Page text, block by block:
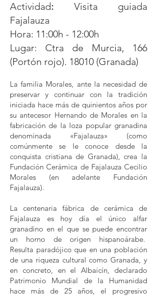
Actividad: Visita guiada
Fajalauza
Hora: 11:00h - 12:00h
Lugar: Ctra de Murcia, 166
(Portón rojo). 18010 (Granada)
La familia Morales, ante la necesidad de
preservar y continuar con la tradición
iniciada hace más de quinientos años por
su antecesor Hernando de Morales en la
fabricación de la loza popular granadina
denominada «Fajalauza» (como
comúnmente se le conoce desde la
conquista cristiana de Granada), crea la
Fundación Cerámica de Fajalauza Cecilio
Morales (en adelante Fundación
Fajalauza).
La centenaria fábrica de cerámica de
Fajalauza es hoy día el único alfar
granadino en el que se puede encontrar
un horno de origen hispanoárabe.
Resulta paradójico que en una población
de una riqueza cultural como Granada, y
en concreto, en el Albaicín, declarado
Patrimonio Mundial de la Humanidad
hace más de 25 años, el progresivo